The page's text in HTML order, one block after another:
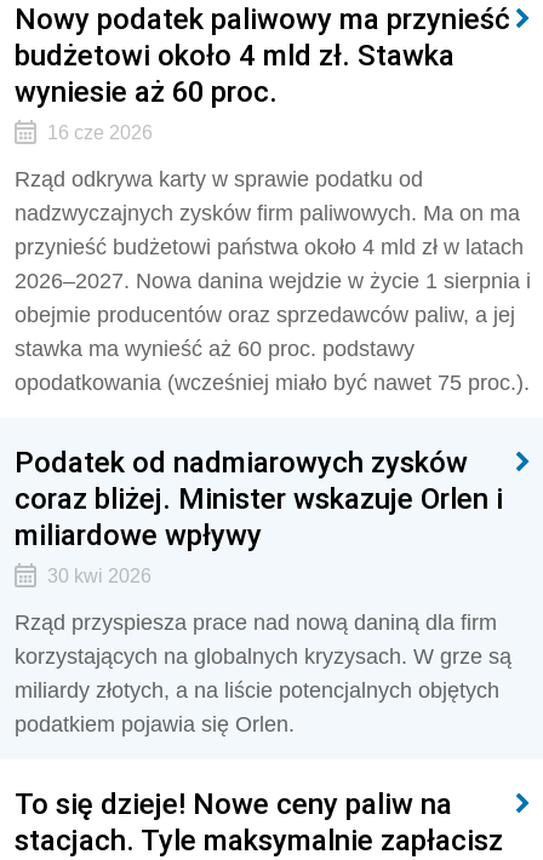
Nowy podatek paliwowy ma przynieść
budżetowi około 4 mld zł. Stawka
wyniesie aż 60 proc.
16 cze 2026
Rząd odkrywa karty w sprawie podatku od
nadzwyczajnych zysków firm paliwowych. Ma on ma
przynieść budżetowi państwa około 4 mld zł w latach
2026–2027. Nowa danina wejdzie w życie 1 sierpnia i
obejmie producentów oraz sprzedawców paliw, a jej
stawka ma wynieść aż 60 proc. podstawy
opodatkowania (wcześniej miało być nawet 75 proc.).
Podatek od nadmiarowych zysków
coraz bliżej. Minister wskazuje Orlen i
miliardowe wpływy
30 kwi 2026
Rząd przyspiesza prace nad nową daniną dla firm
korzystających na globalnych kryzysach. W grze są
miliardy złotych, a na liście potencjalnych objętych
podatkiem pojawia się Orlen.
To się dzieje! Nowe ceny paliw na
stacjach. Tyle maksymalnie zapłacisz